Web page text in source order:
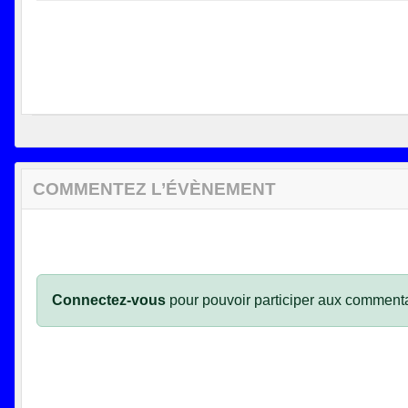
COMMENTEZ L’ÉVÈNEMENT
Connectez-vous pour pouvoir participer aux